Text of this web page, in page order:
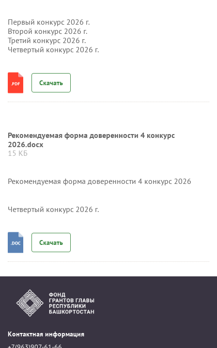
Первый конкурс 2026 г.
Второй конкурс 2026 г.
Третий конкурс 2026 г.
Четвертый конкурс 2026 г.
Скачать
Рекомендуемая форма доверенности 4 конкурс
2026.docx
15 КБ
Рекомендуемая форма доверенности 4 конкурс 2026
Четвертый конкурс 2026 г.
Скачать
Контактная информация